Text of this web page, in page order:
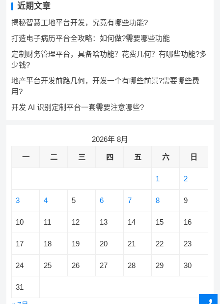
近期文章
揭秘智慧工地平台开发，究竟有哪些功能?
打造电子病历平台全攻略：如何做?需要哪些功能
定制财务管理平台，具备啥功能？花费几何？有哪些功能?多
少钱?
地产平台开发前路几何，开发一个有哪些前景?需要哪些费
用?
开发 AI 识别定制平台一套需要注意哪些?
2026年 8月
一 二 三 四 五 六 日
1 2
3 4 5 6 7 8 9
10 11 12 13 14 15 16
17 18 19 20 21 22 23
24 25 26 27 28 29 30
31